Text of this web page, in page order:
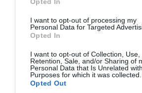
I want to opt-out of processing my
Personal Data for Targeted
Opted In
I want to opt-out of Collection, Use,
Retention, Sale, and/or Sharing of
Personal Data that Is Unrelated
Purposes for which it was collected.
Opted Out
δικαίωμα στο λάθος»